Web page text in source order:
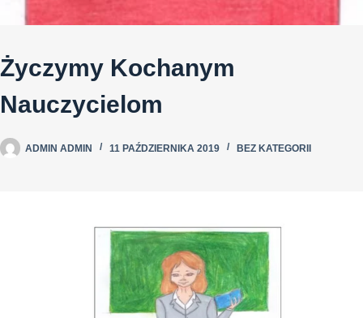
Życzymy Kochanym
Nauczycielom
ADMIN ADMIN 11 PAŹDZIERNIKA 2019 BEZ KATEGORII